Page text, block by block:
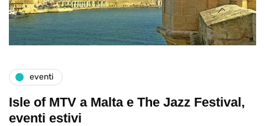
eventi
Isle of MTV a Malta e The Jazz Festival,
eventi estivi